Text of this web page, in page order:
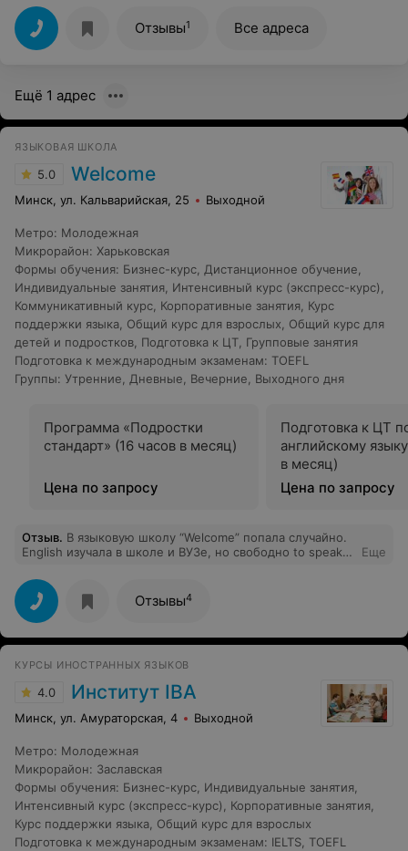
подается серьезный материал, грамматика. Большое
внимание уделяется идеальному произношению
звуков, построению фраз. Невозможно не заговорить
на иностранном языке в обществе
подход к каждому ребенку и помогающие поверить в
является отличным дополнением к обучению! Я вижу
результат и это самое лучшее доказательство, что
выбор сделан правильно! Спасибо Вам!До встречи в
новом учебном году!
Отзывы1 Все адреса
Ещё 1 адрес
ЯЗЫКОВАЯ ШКОЛА
5.0 Welcome
Минск, ул. Кальварийская, 25 Выходной
Метро: Молодежная
Микрорайон: Харьковская
Формы обучения: Бизнес-курс, Дистанционное обучение,
Индивидуальные занятия, Интенсивный курс (экспресс-курс),
Коммуникативный курс, Корпоративные занятия, Курс
поддержки языка, Общий курс для взрослых, Общий курс для
детей и подростков, Подготовка к ЦТ, Групповые занятия
Подготовка к международным экзаменам: TOEFL
Группы: Утренние, Дневные, Вечерние, Выходного дня
Программа «Подростки
стандарт» (16 часов в месяц)
Цена по запросу
Подготовка к ЦТ
английскому
в месяц)
Цена по запросу
Отзыв. В языковую школу “Welcome” попала случайно.
English изучала в школе и ВУЗе, но свободно to speak
работу мотивировало начать «реанимацию» языка
после 20 лет забвения. Что подкупило в рекламе
языковой школы “Welcome“ - обучение в микрогруппах
и наличие групп 50 . С первого урока поняла, что
останусь здесь как минимум на полный курс
обстановка дружелюбная, никакого дискомфорта (что
немаловажно на первых порах). Наша очаровательная
педагог Татьяна внимательно отслеживает каждого
слушателя, запоминает персональные ошибки,
максимально эффективно и разнообразно
материала чувствуется акцент на коммуникацию, нет
лишней информации, обучение проходит системно и
результативно. Если Вам немного за 30.
Еще
Отзывы4
КУРСЫ ИНОСТРАННЫХ ЯЗЫКОВ
4.0 Институт IBA
Минск, ул. Амураторская, 4 Выходной
Метро: Молодежная
Микрорайон: Заславская
Формы обучения: Бизнес-курс, Индивидуальные занятия,
Интенсивный курс (экспресс-курс), Корпоративные занятия,
Курс поддержки языка, Общий курс для взрослых
Подготовка к международным экзаменам: IELTS, TOEFL